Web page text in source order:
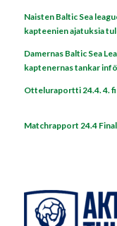
Naisten Baltic Sea
kapteenien ajatuksia
Damernas Baltic Sea
kaptenernas tankar
Otteluraportti 24.4. 4.
Matchrapport 24.4